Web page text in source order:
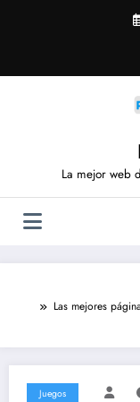
La mejor web
Las mejores
Juegos